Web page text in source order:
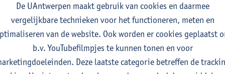
genres, discours en langue française
1E/2E SEM
studiepunten
Kris Peeters
verplichte opleidingsonderdelen
De UAntwerpen maakt gebruik van cookies en daarmee
vergelijkbare technieken voor het functioneren, meten en
van de website. Ook worden er cookies geplaatst
b.v. YouTubefilmpjes te kunnen tonen en voor
Deze laatste categorie betreffen de